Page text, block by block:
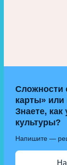
Сложности
карты» или
Знаете,
культуры?
Напишите —